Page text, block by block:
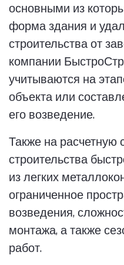
основными из
форма здания и
строительства от
компании
учитываются на
объекта или
его возведение.
Также на расчетную
строительства
из легких
ограниченное
возведения,
монтажа, а также
работ.